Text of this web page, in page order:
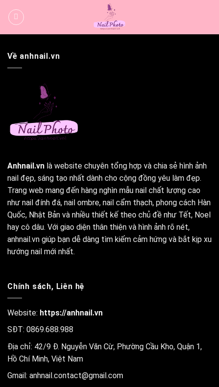
qua
Về anhnail.vn
Anhnail.vn là website chuyên tổng hợp và chia sẻ hình ảnh
nail đẹp, sáng tạo nhất dành cho cộng đồng yêu làm đẹp.
Trang web mang đến hàng nghìn mẫu nail chất lượng cao
như nail đính đá, nail ombre, nail cẩm thạch, phong cách Hàn
Quốc, Nhật Bản và nhiều thiết kế theo chủ đề như Tết, Noel
hay cô dâu. Với giao diện thân thiện và hình ảnh rõ nét,
anhnail.vn giúp bạn dễ dàng tìm kiếm cảm hứng và bắt kịp xu
hướng nail mới nhất.
Chính sách, Liên hệ
Website: https://anhnail.vn
SĐT: 0869.688.988
Địa chỉ: 42/9 Đ. Nguyễn Văn Cừ, Phường Cầu Kho, Quận 1,
Hồ Chí Minh, Việt Nam
Gmail: anhnail.contact@gmail.com